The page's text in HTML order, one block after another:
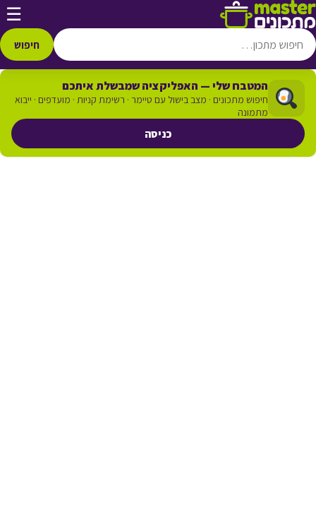
דלג לתוכן ☰
חיפוש
המטבח שלי — האפליקציה שמבשלת איתכם
חיפוש מתכונים · מצב בישול עם טיימר · רשימת קניות · מועדפים · ייבוא
מתמונה
כניסה